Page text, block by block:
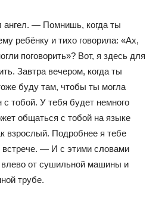
ангел. — Помнишь, когда ты
ребёнку и тихо говорила: «Ах,
поговорить»? Вот, я здесь для
Завтра вечером, когда ты
буду там, чтобы ты могла
с тобой. У тебя будет немного
общаться с тобой на языке
взрослый. Подробнее я тебе
встрече. — И с этими словами
влево от сушильной машины и
трубе.